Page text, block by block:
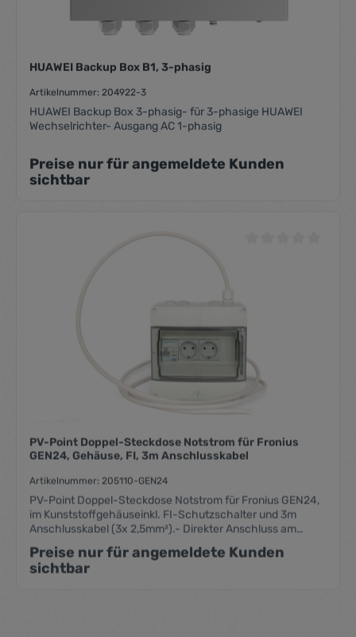
HUAWEI Backup Box B1, 3-phasig
Artikelnummer: 204922-3
HUAWEI Backup Box 3-phasig- für 3-phasige HUAWEI
Wechselrichter- Ausgang AC 1-phasig
Preise nur für angemeldete Kunden
sichtbar
PV-Point Doppel-Steckdose Notstrom für Fronius
GEN24, Gehäuse, FI, 3m Anschlusskabel
Artikelnummer: 205110-GEN24
PV-Point Doppel-Steckdose Notstrom für Fronius GEN24,
im Kunststoffgehäuseinkl. FI-Schutzschalter und 3m
Anschlusskabel (3x 2,5mm²).- Direkter Anschluss am
für Notstrom bei Stromausfall- Montage an der Wand mit
Schrauben + Dübel (im Set enthalten)- Auch für Outdoor
Preise nur für angemeldete Kunden
sichtbar